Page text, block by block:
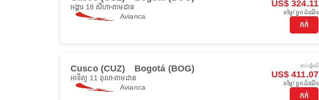
អង្គារ 18 សីហា តាមដាន
Avianca
US$ 324.11
តម្លៃ/ អ្នកដំណើរ
កក់
Cusco (CUZ) Bogotá (BOG)
អាទិត្យ 11 តុលា តាមដាន
Avianca
ចាប់ផ្ដើមពី
US$ 411.07
តម្លៃ/ អ្នកដំណើរ
កក់